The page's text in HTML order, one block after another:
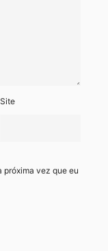
Site
próxima vez que eu